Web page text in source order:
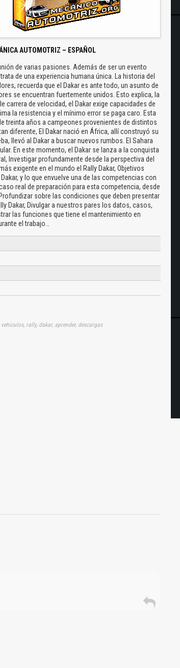
AUTOMOTRIZ – ESPAÑOL
de varias pasiones. Además de ser un evento
de una experiencia humana única. La historia del
recuerda que el Dakar es ante todo, un asunto de
se encuentran fuertemente unidos. Esto explica, la
carrera de velocidad, el Dakar exige capacidades de
la resistencia y el mínimo error se paga caro. Esta
treinta años a campeones provenientes de distintos
diferente, El Dakar nació en África, allí construyó su
llevó al Dakar a buscar nuevos rumbos. El Sahara
En este momento, el Dakar se lanza a la conquista
Investigar profundamente desde la perspectiva del
exigente en el mundo el Rally Dakar, Objetivos
y lo que envuelve una de las competencias con
real de preparación para esta competencia, desde
sobre las condiciones que deben presentar
Dakar, Divulgar a nuestros pares los datos, casos,
las funciones que tiene el mantenimiento en
el trabajo…
rally, dakar, aprender, descargas